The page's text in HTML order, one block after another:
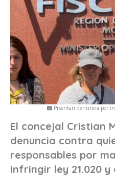
Prsentan denuncia por
El concejal Cristian
denuncia contra
responsables por
infringir ley 21.020